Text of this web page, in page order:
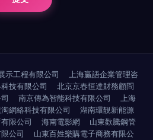
示工程有限公司
上海贏語企業管理咨
技有限公司
北京京春恒達財務顧問
南京傳為智能科技有限公司
上海
網絡科技有限公司
湖南環靚新能源
限公司 海南電影網
山東歡騰鋼管
公司
山東百姓樂購電子商務有限公